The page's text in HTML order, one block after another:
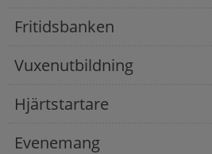
Fritidsbanken
Vuxenutbildning
Hjärtstartare
Evenemang